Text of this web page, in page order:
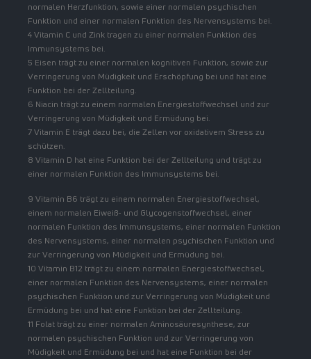
normalen Herzfunktion, sowie einer normalen psychischen
Funktion und einer normalen Funktion des Nervensystems bei.
4 Vitamin C und Zink tragen zu einer normalen Funktion des
Immunsystems bei.
5 Eisen trägt zu einer normalen kognitiven Funktion, sowie zur
Verringerung von Müdigkeit und Erschöpfung bei und hat eine
Funktion bei der Zellteilung.
6 Niacin trägt zu einem normalen Energiestoffwechsel und zur
Verringerung von Müdigkeit und Ermüdung bei.
7 Vitamin E trägt dazu bei, die Zellen vor oxidativem Stress zu
schützen.
8 Vitamin D hat eine Funktion bei der Zellteilung und trägt zu
einer normalen Funktion des Immunsystems bei.
9 Vitamin B6 trägt zu einem normalen Energiestoffwechsel,
einem normalen Eiweiß- und Glycogenstoffwechsel, einer
normalen Funktion des Immunsystems, einer normalen Funktion
des Nervensystems, einer normalen psychischen Funktion und
zur Verringerung von Müdigkeit und Ermüdung bei.
10 Vitamin B12 trägt zu einem normalen Energiestoffwechsel,
einer normalen Funktion des Nervensystems, einer normalen
psychischen Funktion und zur Verringerung von Müdigkeit und
Ermüdung bei und hat eine Funktion bei der Zellteilung.
11 Folat trägt zu einer normalen Aminosäuresynthese, zur
normalen psychischen Funktion und zur Verringerung von
Müdigkeit und Ermüdung bei und hat eine Funktion bei der